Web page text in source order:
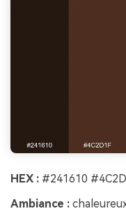
HEX : #241610
Ambiance :